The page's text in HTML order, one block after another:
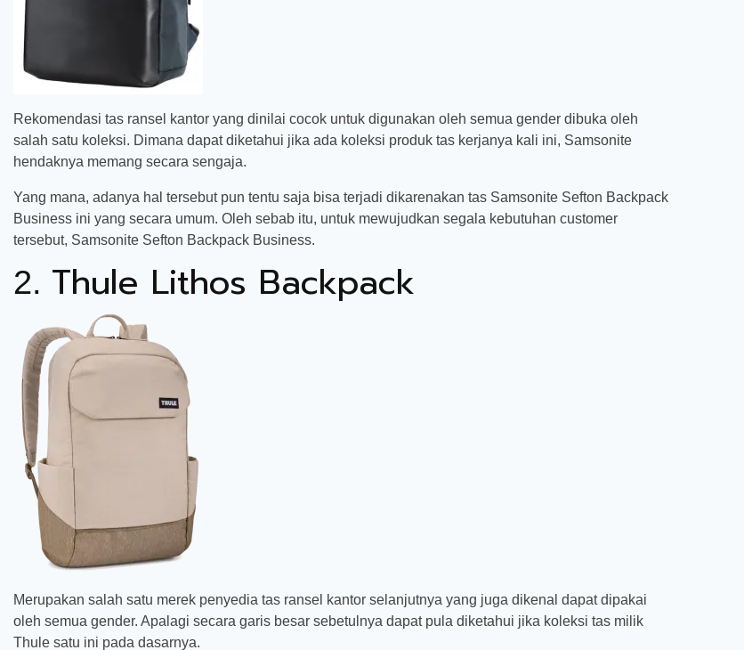
Rekomendasi tas ransel kantor yang dinilai cocok untuk digunakan oleh semua gender dibuka oleh
salah satu koleksi. Dimana dapat diketahui jika ada koleksi produk tas kerjanya kali ini, Samsonite
hendaknya memang secara sengaja.
Yang mana, adanya hal tersebut pun tentu saja bisa terjadi dikarenakan tas Samsonite Sefton Backpack
Business ini yang secara umum. Oleh sebab itu, untuk mewujudkan segala kebutuhan customer
tersebut, Samsonite Sefton Backpack Business.
2. Thule Lithos Backpack
Merupakan salah satu merek penyedia tas ransel kantor selanjutnya yang juga dikenal dapat dipakai
oleh semua gender. Apalagi secara garis besar sebetulnya dapat pula diketahui jika koleksi tas milik
Thule satu ini pada dasarnya.